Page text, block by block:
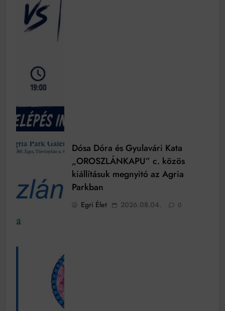
Dósa Dóra és Gyulavári Kata
„OROSZLÁNKAPU” c. közös
kiállításuk megnyitó az Agria
Parkban
Egri Élet 2026.08.04. 0